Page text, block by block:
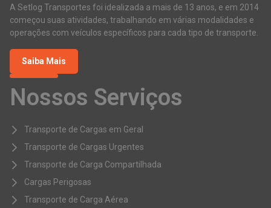
A Setlog Transportes foi idealizada a mais de 13 anos, e em 2014
começou suas atividades, trabalhando em várias modalidades e
operações com veículos específicos para cada tipo de transporte.
Saiba Mais
Nossos Serviços
Transporte de Cargas em Geral
Transporte de Cargas Urgentes
Transporte de Carga Compartilhada
Cargas Perigosas
Transporte de Carga Aérea